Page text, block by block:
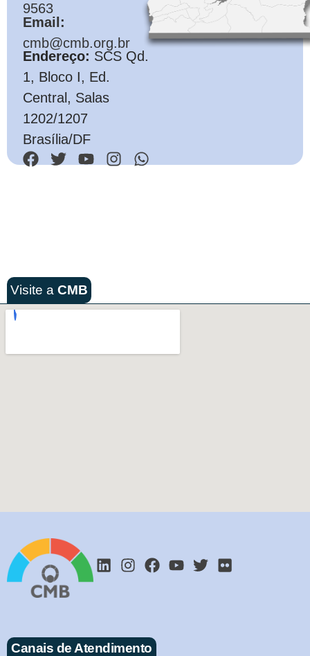
9563
Email:
cmb@cmb.org.br
Endereço: SCS Qd.
1, Bloco I, Ed.
Central, Salas
1202/1207
Brasília/DF
Visite a CMB
Canais de Atendimento